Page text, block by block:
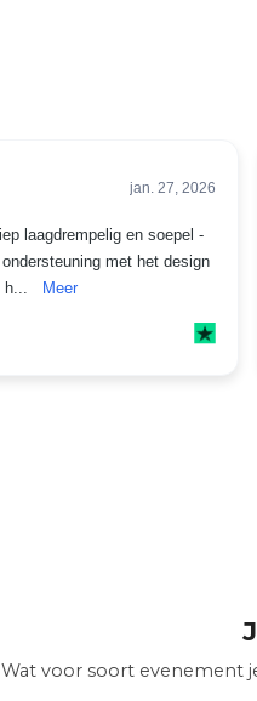
Wat voor soort evenement